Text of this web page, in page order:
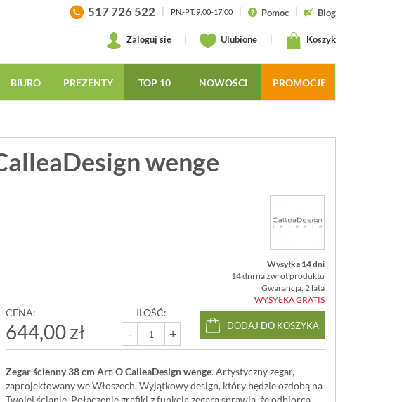
517 726 522 PN.-PT. 9:00-17:00 Pomoc Blog
Zaloguj się Ulubione Koszyk
BIURO PREZENTY TOP 10 NOWOŚCI PROMOCJE
wenge
Wysyłka 14 dni
14 dni na zwrot produktu
Gwarancja: 2 lata
WYSYŁKA GRATIS
CENA:
644,00 zł
ILOŚĆ:
- +
DODAJ DO KOSZYKA
Zegar ścienny 38 cm Art-O CalleaDesign wenge. Artystyczny zegar,
zaprojektowany we Włoszech. Wyjątkowy design, który będzie ozdobą na
Twojej ścianie. Połączenie grafiki z funkcją zegara sprawia, że odbiorca